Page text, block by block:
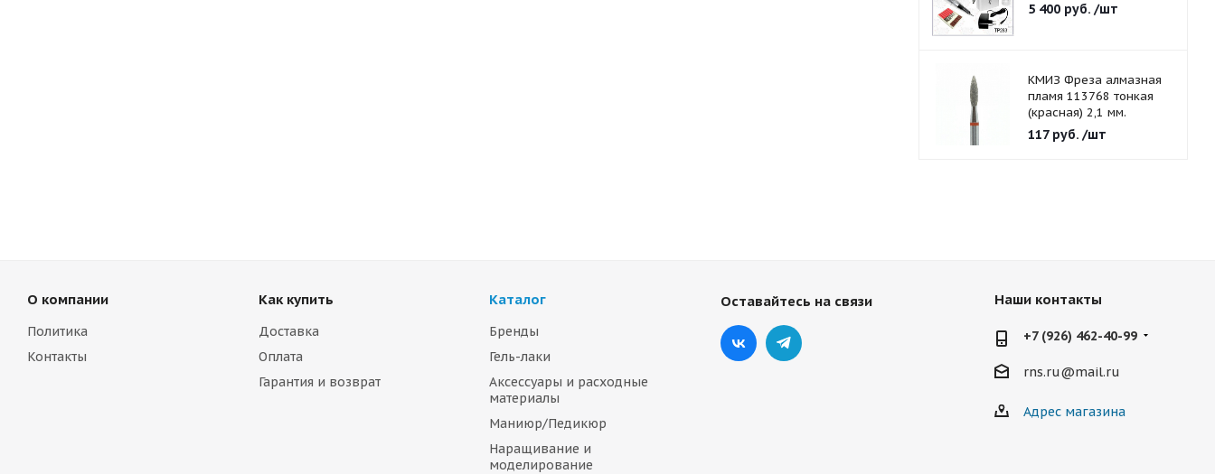
5 400руб. /шт
КМИЗ Фреза алмазная
пламя 113768 тонкая
(красная) 2,1 мм.
117руб. /шт
О компании
Политика
Контакты
Как купить
Доставка
Оплата
Гарантия и возврат
Каталог
Бренды
Гель-лаки
Аксессуары и расходные
материалы
Маниюр/Педикюр
Наращивание и
моделирование
Оставайтесь на связи Наши контакты
+7 (926) 462-40-99
rns.ru@mail.ru
Адрес магазина